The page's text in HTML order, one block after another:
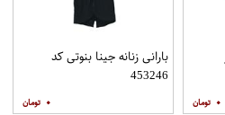
۰
بارانی زنانه جینا بنوتی کد
453246
۰